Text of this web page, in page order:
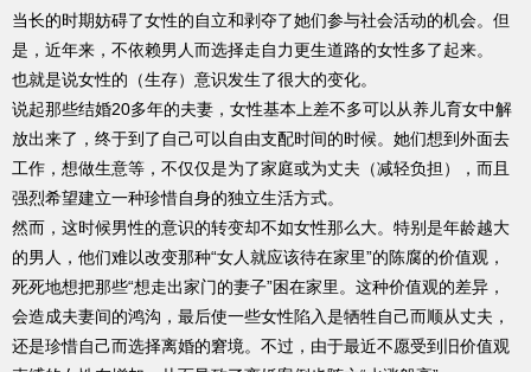
当长的时期妨碍了女性的自立和剥夺了她们参与社会活动的机会。但
是，近年来，不依赖男人而选择走自力更生道路的女性多了起来。
也就是说女性的（生存）意识发生了很大的变化。
说起那些结婚20多年的夫妻，女性基本上差不多可以从养儿育女中解
放出来了，终于到了自己可以自由支配时间的时候。她们想到外面去
工作，想做生意等，不仅仅是为了家庭或为丈夫（减轻负担），而且
强烈希望建立一种珍惜自身的独立生活方式。
然而，这时候男性的意识的转变却不如女性那么大。特别是年龄越大
的男人，他们难以改变那种“女人就应该待在家里”的陈腐的价值观，
死死地想把那些“想走出家门的妻子”困在家里。这种价值观的差异，
会造成夫妻间的鸿沟，最后使一些女性陷入是牺牲自己而顺从丈夫，
还是珍惜自己而选择离婚的窘境。不过，由于最近不愿受到旧价值观